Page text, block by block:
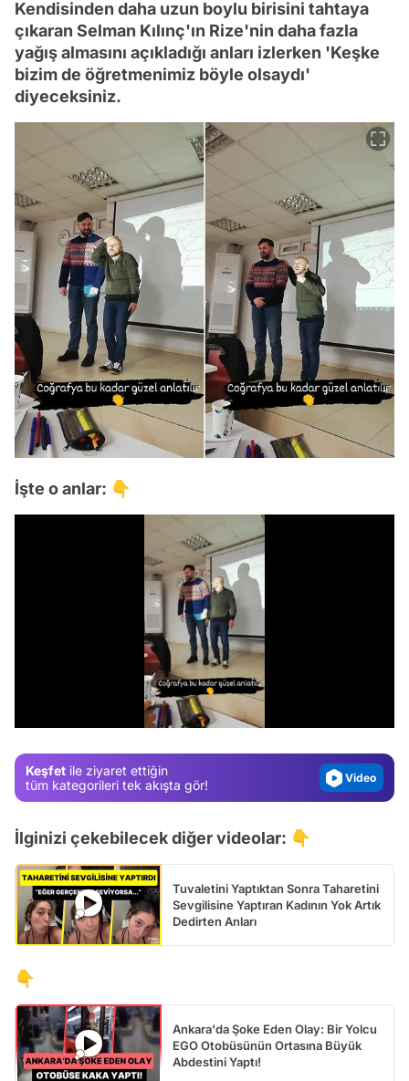
Kendisinden daha uzun boylu birisini tahtaya
çıkaran Selman Kılınç'ın Rize'nin daha fazla
yağış almasını açıkladığı anları izlerken 'Keşke
bizim de öğretmenimiz böyle olsaydı'
diyeceksiniz.
İşte o anlar: 👇
Keşfet ile ziyaret ettiğin
tüm kategorileri tek akışta gör!
Video
İlginizi çekebilecek diğer videolar: 👇
Tuvaletini Yaptıktan Sonra Taharetini
Sevgilisine Yaptıran Kadının Yok Artık
Dedirten Anları
👇
Ankara'da Şoke Eden Olay: Bir Yolcu
EGO Otobüsünün Ortasına Büyük
Abdestini Yaptı!